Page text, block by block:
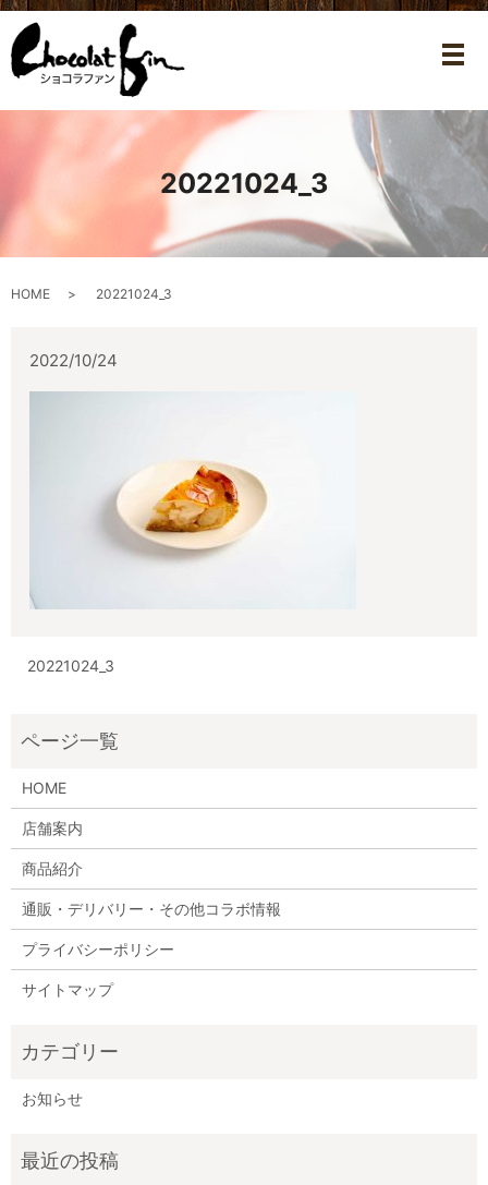
メ
20221024_3
HOME 20221024_3
2022/10/24
20221024_3
HOME
店舗案内
商品紹介
通販・デリバリー・その他コラボ情報
プライバシーポリシー
サイトマップ
お知らせ